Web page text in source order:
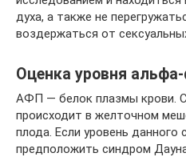
духа, а также не
воздержаться от
Оценка уровня
АФП — белок плазмы крови.
происходит в желточном
плода. Если уровень
предположить синдром